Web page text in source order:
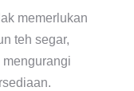
memerlukan
teh segar,